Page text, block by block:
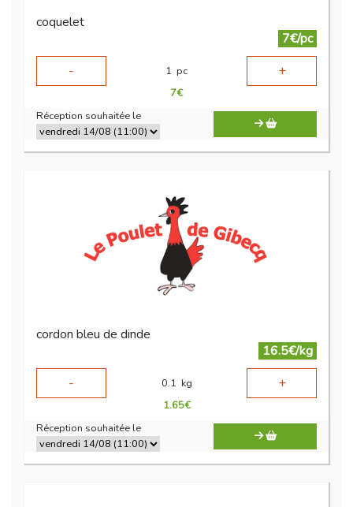
coquelet
7€/pc
-
1 pc +
7€
Réception souhaitée le
cordon bleu de dinde
16.5€/kg
-
0.1 kg +
1.65€
Réception souhaitée le